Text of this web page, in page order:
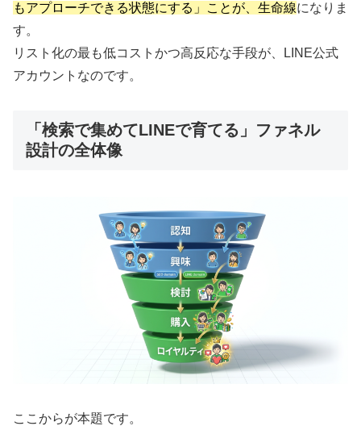
もアプローチできる状態にする」ことが、生命線になりま
す。
リスト化の最も低コストかつ高反応な手段が、LINE公式
アカウントなのです。
「検索で集めてLINEで育てる」ファネル
設計の全体像
ここからが本題です。